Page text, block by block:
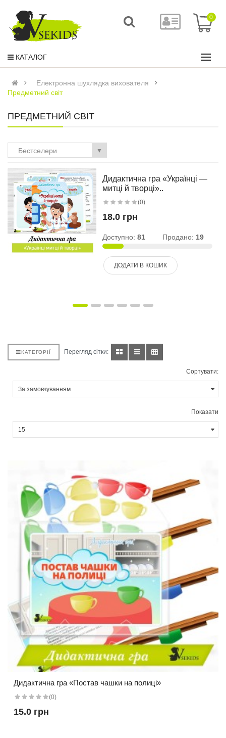
0
КАТАЛОГ
Електронна шухлядка вихователя
Предметний світ
ПРЕДМЕТНИЙ СВІТ
Бестселери ▼
Дидактична гра «Українці —
митці й творці»..
(0)
18.0 грн
Доступно:81 Продано: 19
ДОДАТИ В КОШИК
КАТЕГОРІЇ Перегляд сітки:
Сортувати:
Показати
Дидактична гра «Постав чашки на полиці»
(0)
15.0 грн